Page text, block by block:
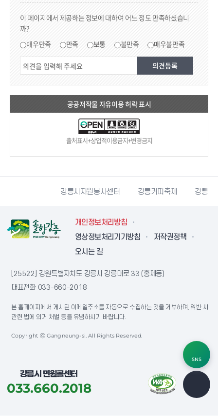
이 페이지에서 제공하는 정보에 대하여 어느 정도 만족하셨습니
까?
매우만족 만족 보통 불만족 매우불만족
공공저작물 자유이용 허락 표시
출처표시+상업적이용금지+변경금지
강릉커피축제 강릉과학산업진흥원 강릉
개인정보처리방침
영상정보처리기기방침
저작권정책
오시는 길
[25522] 강원특별자치도 강릉시 강릉대로 33 (홍제동)
대표전화 033-660-2018
본 홈페이지에서 게시된 이메일주소를 자동으로 수집하는 것을 거부하며, 위반 시
관련 법에 의거 처벌 등을 유념하시기 바랍니다.
Copyright ⓒ Gangneung-si. All Rights Reserved.
강릉시 민원콜센터
033.660.2018
SNS